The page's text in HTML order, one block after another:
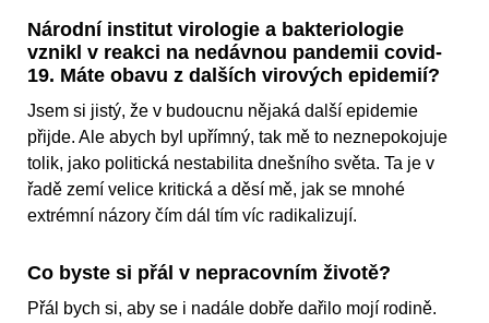
Národní institut virologie a bakteriologie
vznikl v reakci na nedávnou pandemii covid-
19. Máte obavu z dalších virových epidemií?
Jsem si jistý, že v budoucnu nějaká další epidemie
přijde. Ale abych byl upřímný, tak mě to neznepokojuje
tolik, jako politická nestabilita dnešního světa. Ta je v
řadě zemí velice kritická a děsí mě, jak se mnohé
extrémní názory čím dál tím víc radikalizují.
Co byste si přál v nepracovním životě?
Přál bych si, aby se i nadále dobře dařilo mojí rodině.